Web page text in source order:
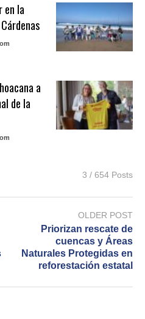
en la
a
de la
3 / 654 Posts
OLDER POST
Priorizan rescate de
cuencas y Áreas
Naturales Protegidas en
reforestación estatal